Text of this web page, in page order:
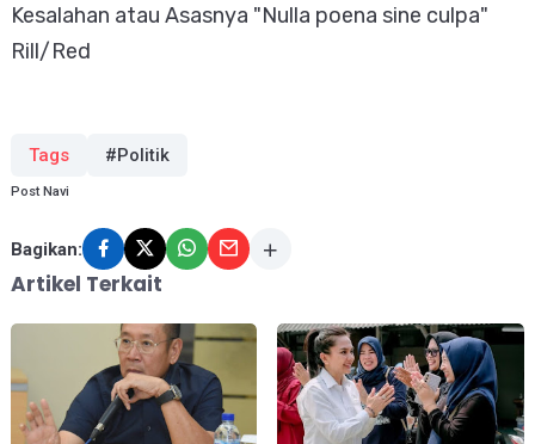
Kesalahan atau Asasnya "Nulla poena sine culpa"
Rill/Red
Tags #Politik
Post Navi
Bagikan:
Artikel Terkait